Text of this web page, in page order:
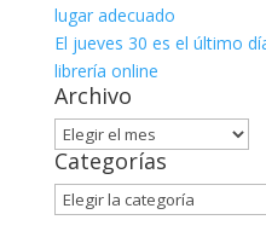
lugar adecuado
El jueves 30 es el último
librería online
Archivo
Archivo
Categorías
Categorías